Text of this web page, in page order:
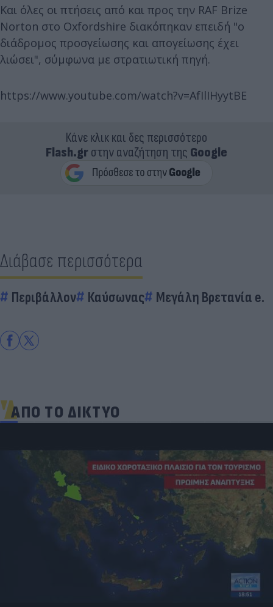
Και όλες οι πτήσεις από και προς την RAF Brize
Norton στο Oxfordshire διακόπηκαν επειδή "ο
διάδρομος προσγείωσης και απογείωσης έχει
λιώσει", σύμφωνα με στρατιωτική πηγή.
https://www.youtube.com/watch?v=AfIlIHyytBE
Κάνε κλικ και δες περισσότερο
Flash.grστην αναζήτηση της Google
Διάβασε περισσότερα
Περιβάλλον Καύσωνας Μεγάλη Βρετανία e.
ΑΠΟ ΤΟ ΔΙΚΤΥΟ